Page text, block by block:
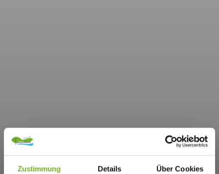
Zustimmung Details Über Cookies